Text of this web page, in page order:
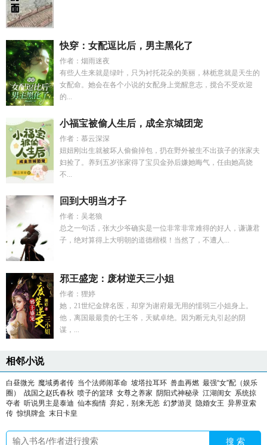
快穿：女配逗比后，男主黑化了
作者：烟雨迷夜
有些人生来就是绿叶，只为衬托花朵的美丽，林栀意就是天生的
女配命。她会在各个小说的女配身上觉醒意志，搅合不受欢迎
的...
小福宝被偷人生后，成全京城团宠
作者：慕云深深
妞妞刚出生就被坏人偷偷掉包，扔在野外被生不出孩子的张家夫
妇捡了。养到五岁张家得了宝贝金孙后嫌她晦气，任由她高烧
不...
回到大明当才子
作者：吴老狼
总之一句话，张大少爷确实是一位非常非常难得的好人，谦谦君
子，绝对算得上大明朝的道德楷模！当然了，不遭人...
邪王盛宠：废材逆天三小姐
作者：狸婷
她，21世纪金牌名医，却穿为谢府最无用的懦弱三小姐身上。
他，离国最最贵的七王爷，天赋卓绝。因为断元丸引起的阴
谋，...
相邻小说
白昼微光 魔域勇者传 当个法师闹革命 坡塔拉耳环 兽血再燃 最强“女”配（娱乐
圈）
战国之赵氏春秋 喷子的篮球 女尊之养家 阴阳式神秘录 江湖闺女 系统掠
夺者 听说男主是泰迪 仙本痴情 弃妃，别来无恙 幻梦游灵 隐婚女王 异界亚索
传 惊惧牌盒 末日卡皇
搜 索